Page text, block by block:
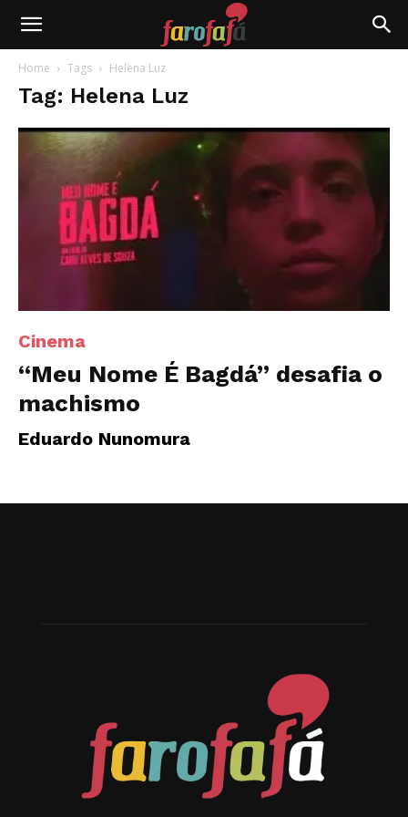
Farofafá
Home Tags Helena Luz
Tag: Helena Luz
Cinema
“Meu Nome É Bagdá” desafia o
machismo
Eduardo Nunomura